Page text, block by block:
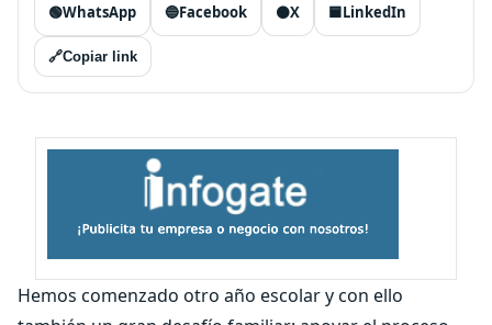
🟢WhatsApp 🔵Facebook ⚫X 🟦LinkedIn
🔗Copiar link
Hemos comenzado otro año escolar y con ello